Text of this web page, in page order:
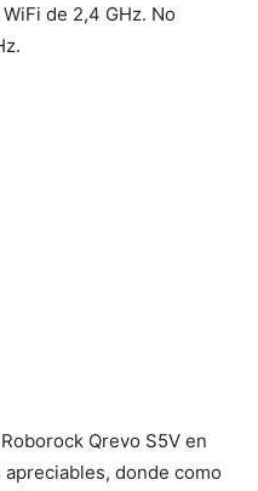
de 2,4 GHz. No
Qrevo S5V en
donde como